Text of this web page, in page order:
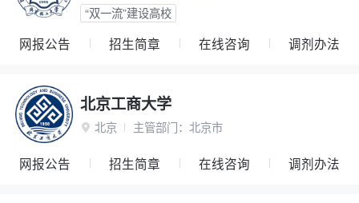
“双一流”建设高校
网报公告 招生简章 在线咨询 调剂办法
北京工商大学
 北京 主管部门： 北京市
网报公告 招生简章 在线咨询 调剂办法